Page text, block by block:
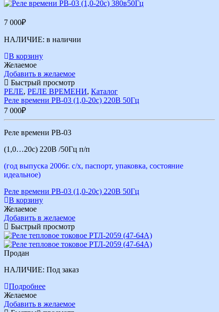
7 000₽
НАЛИЧИЕ: в наличии
В корзину
Желаемое
Добавить в желаемое
Быстрый просмотр
РЕЛЕ, РЕЛЕ ВРЕМЕНИ, Каталог
Реле времени РВ-03 (1,0-20с) 220В 50Гц
7 000₽
Реле времени РВ-03
(1,0…20с) 220В /50Гц п/п
(год выпуска 2006г. с/х, паспорт, упаковка, состояние
идеальное)
Реле времени РВ-03 (1,0-20с) 220В 50Гц
В корзину
Желаемое
Добавить в желаемое
Быстрый просмотр
Продан
НАЛИЧИЕ: Под заказ
Подробнее
Желаемое
Добавить в желаемое